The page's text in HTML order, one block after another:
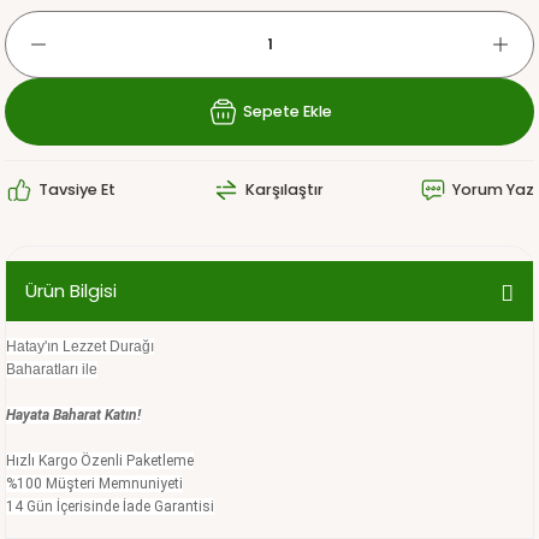
Sepete Ekle
Tavsiye Et Karşılaştır Yorum Yaz
Ürün Bilgisi
Hatay'ın Lezzet Durağı
Baharatları ile
Hayata Baharat Katın!
Hızlı Kargo Özenli Paketleme
%100 Müşteri Memnuniyeti
14 Gün İçerisinde İade Garantisi